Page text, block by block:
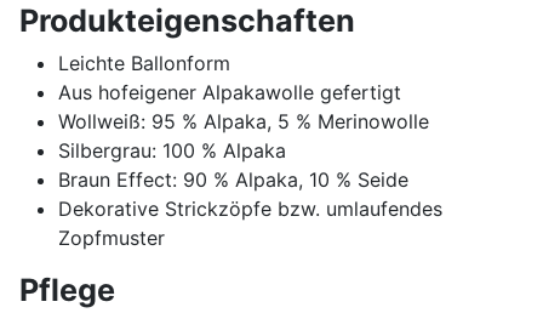
Produkteigenschaften
Leichte Ballonform
Aus hofeigener Alpakawolle gefertigt
Wollweiß: 95 % Alpaka, 5 % Merinowolle
Silbergrau: 100 % Alpaka
Braun Effect: 90 % Alpaka, 10 % Seide
Dekorative Strickzöpfe bzw. umlaufendes
Zopfmuster
Pflege